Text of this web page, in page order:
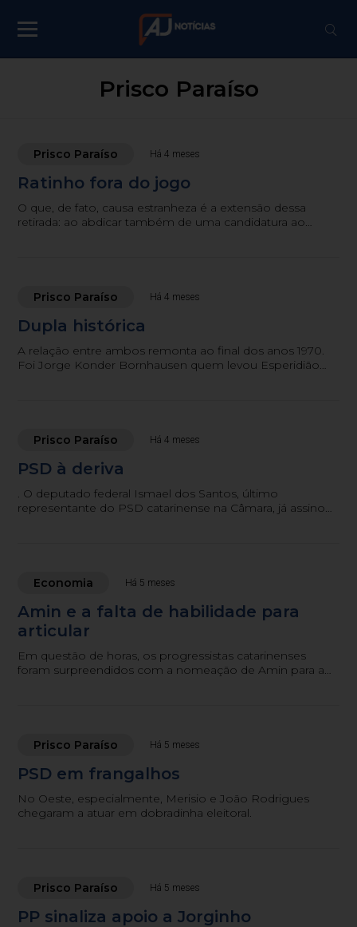
Prisco Paraíso
Prisco Paraíso Há 4 meses
Ratinho fora do jogo
O que, de fato, causa estranheza é a extensão dessa
retirada: ao abdicar também de uma candidatura ao
Prisco Paraíso Há 4 meses
Dupla histórica
A relação entre ambos remonta ao final dos anos 1970.
Foi Jorge Konder Bornhausen quem levou Esperidião
Prisco Paraíso Há 4 meses
PSD à deriva
. O deputado federal Ismael dos Santos, último
representante do PSD catarinense na Câmara, já assinou
Economia Há 5 meses
Amin e a falta de habilidade para
articular
Em questão de horas, os progressistas catarinenses
foram surpreendidos com a nomeação de Amin para a
Prisco Paraíso Há 5 meses
PSD em frangalhos
No Oeste, especialmente, Merisio e João Rodrigues
chegaram a atuar em dobradinha eleitoral.
Prisco Paraíso Há 5 meses
PP sinaliza apoio a Jorginho